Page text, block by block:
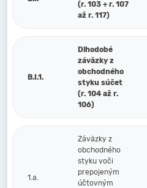
(r. 103 + r. 107
až r. 117)
B.I.1.
Dlhodobé
záväzky z
obchodného
styku súčet
(r. 104 až r.
106)
1.a.
Záväzky z
obchodného
styku voči
prepojeným
účtovným